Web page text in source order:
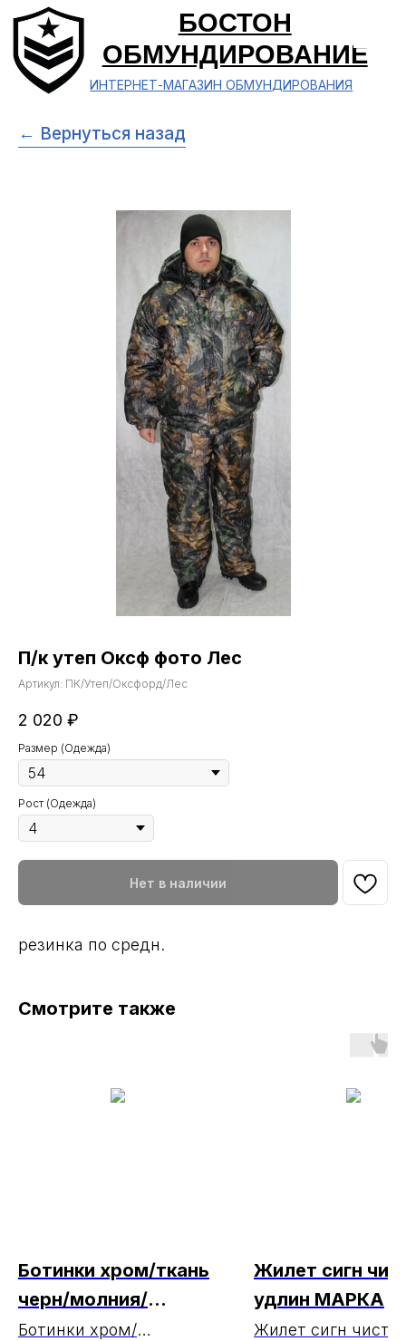
БОСТОН
ОБМУНДИРОВАНИЕ
ИНТЕРНЕТ-МАГАЗИН ОБМУНДИРОВАНИЯ
← Вернуться назад
П/к утеп Оксф фото Лес
Артикул: ПК/Утеп/Оксфорд/Лес
2 020 ₽
Размер (Одежда)
Рост (Одежда)
Нет в наличии
резинка по средн.
Смотрите также
Ботинки хром/ткань
черн/молния/
Спартак
Ботинки хром/
Жилет сигн
удлин МАРКА
Жилет сигн чист